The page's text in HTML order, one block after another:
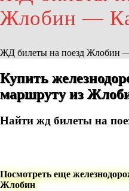
Жлобин —
ЖД билеты на поезд Жлобин
Купить
маршруту из
Найти жд билеты на
Посмотреть еще
Жлобин